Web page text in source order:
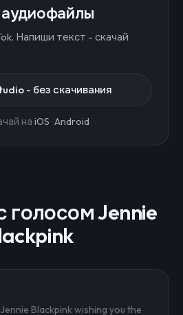
Напиши текст - скачай
- без скачивания
на iOS ·Android
Jennie
Blackpink wishing you the